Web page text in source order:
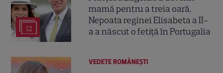
12
mamă pentru a treia oară.
Nepoata reginei Elisabeta a II-
a a născut o fetiță în Portugalia
VEDETE ROMÂNEŞTI